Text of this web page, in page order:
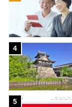
4
5